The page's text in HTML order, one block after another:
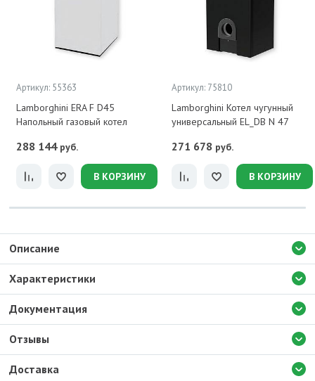
Артикул: 55363
Lamborghini ERA F D45
Напольный газовый котел
288 144 руб.
В КОРЗИНУ
Артикул: 75810
Lamborghini Котел чугунный
универсальный EL_DB N 47
271 678 руб.
В КОРЗИНУ
Доставка
Описание
Характеристики
Документация
Отзывы